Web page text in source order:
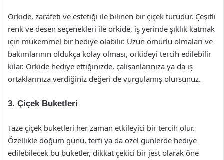
Orkide, zarafeti ve estetiği ile bilinen bir çiçek türüdür. Çeşitli
renk ve desen seçenekleri ile orkide, iş yerinde şıklık katmak
için mükemmel bir hediye olabilir. Uzun ömürlü olmaları ve
bakımlarının oldukça kolay olması, orkideyi tercih edilebilir
kılar. Orkide hediye ettiğinizde, çalışanlarınıza ya da iş
ortaklarınıza verdiğiniz değeri de vurgulamış olursunuz.
3. Çiçek Buketleri
Taze çiçek buketleri her zaman etkileyici bir tercih olur.
Özellikle doğum günü, terfi ya da özel günlerde hediye
edilebilecek bu buketler, dikkat çekici bir jest olarak öne